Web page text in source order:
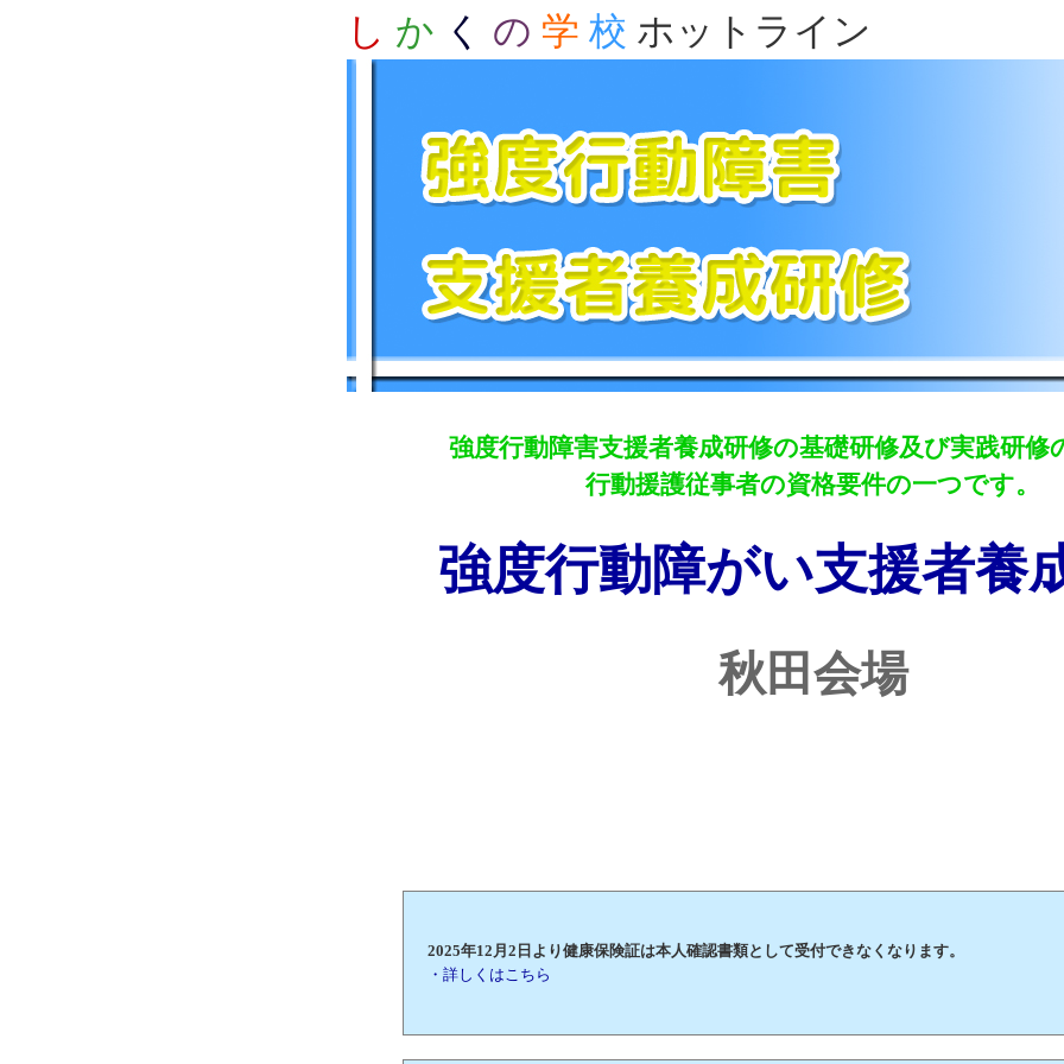
し か く の 学 校 ホットライン
強度行動障害支援者養成研修の基礎研修及び実践研修
行動援護従事者の資格要件の一つです。
強度行動障がい支援者養
秋田会場
2025年12月2日より健康保険証は本人確認書類として受付できなくなります。
・詳しくはこちら